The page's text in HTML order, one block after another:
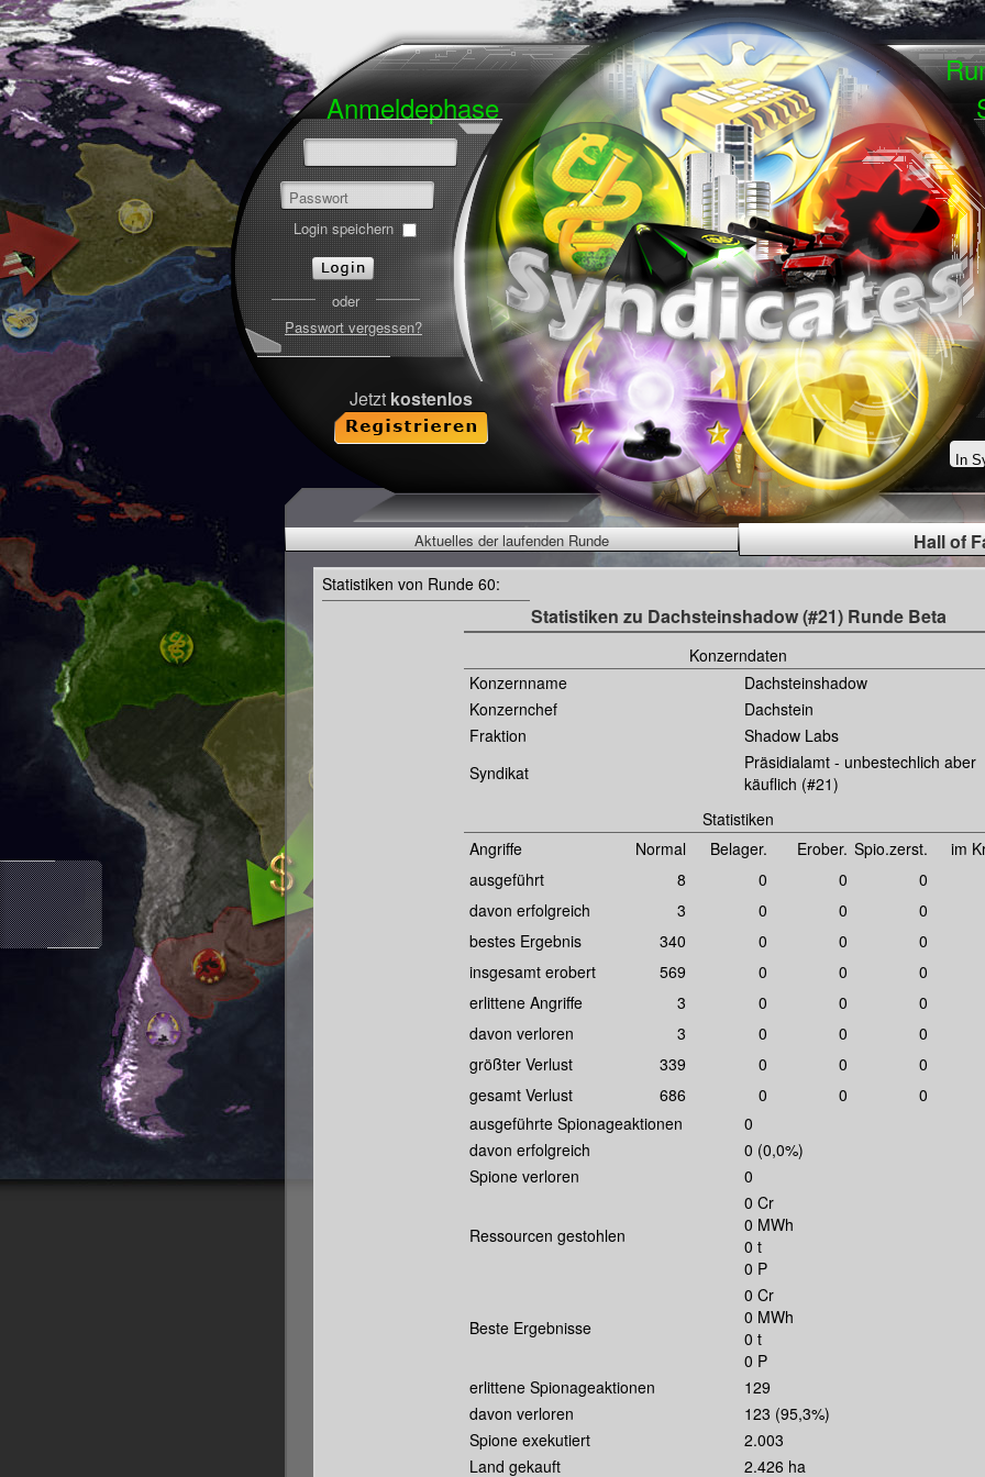
Anmeldephase
Passwort
Login speichern
oder
Passwort vergessen?
Jetzt kostenlos
Aktuelles der laufenden Runde Hall of
Statistiken von Runde 60:
Statistiken zu Dachsteinshadow (#21) Runde Beta
Konzerndaten
Konzernname
Dachsteinshadow
Konzernchef
Dachstein
Fraktion
Shadow Labs
Syndikat
Präsidialamt - unbestechlich aber
käuflich (#21)
Statistiken
Angriffe
Normal Belager. Erober. Spio.zerst.
im
ausgeführt
8 0 0 0
davon erfolgreich
3 0 0 0
bestes Ergebnis
340 0 0 0
insgesamt erobert
569 0 0 0
erlittene Angriffe
3 0 0 0
davon verloren
3 0 0 0
größter Verlust
339 0 0 0
gesamt Verlust
686 0 0 0
ausgeführte Spionageaktionen
0
davon erfolgreich
0 (0,0%)
Spione verloren
0
Ressourcen gestohlen
0 Cr
0 MWh
0 t
0 P
Beste Ergebnisse
0 Cr
0 MWh
0 t
0 P
erlittene Spionageaktionen
129
davon verloren
123 (95,3%)
Spione exekutiert
2.003
Land gekauft
2.426 ha